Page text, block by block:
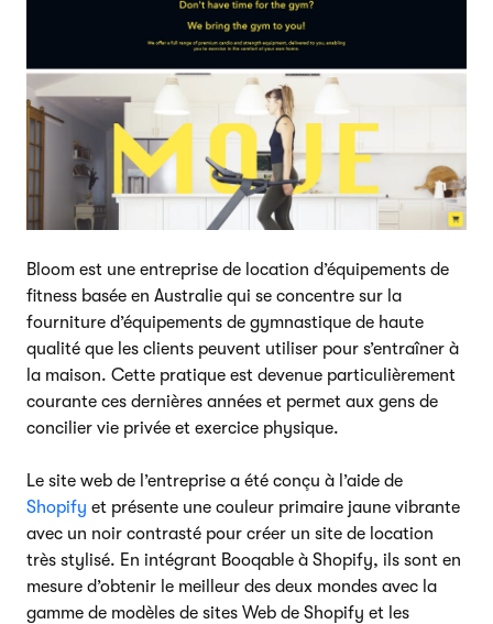
Bloom est une entreprise de location d’équipements de
fitness basée en Australie qui se concentre sur la
fourniture d’équipements de gymnastique de haute
qualité que les clients peuvent utiliser pour s’entraîner à
la maison. Cette pratique est devenue particulièrement
courante ces dernières années et permet aux gens de
concilier vie privée et exercice physique.
Le site web de l’entreprise a été conçu à l’aide de
Shopify et présente une couleur primaire jaune vibrante
avec un noir contrasté pour créer un site de location
très stylisé. En intégrant Booqable à Shopify, ils sont en
mesure d’obtenir le meilleur des deux mondes avec la
gamme de modèles de sites Web de Shopify et les